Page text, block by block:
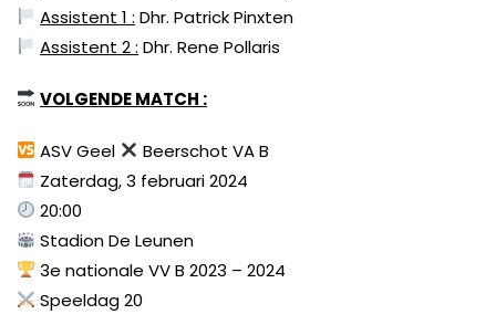
Assistent 1 : Dhr. Patrick Pinxten
Assistent 2 : Dhr. Rene Pollaris
VOLGENDE MATCH :
ASV Geel
Beerschot VA B
Zaterdag, 3 februari 2024
20:00
Stadion De Leunen
3e nationale VV B 2023 – 2024
Speeldag 20